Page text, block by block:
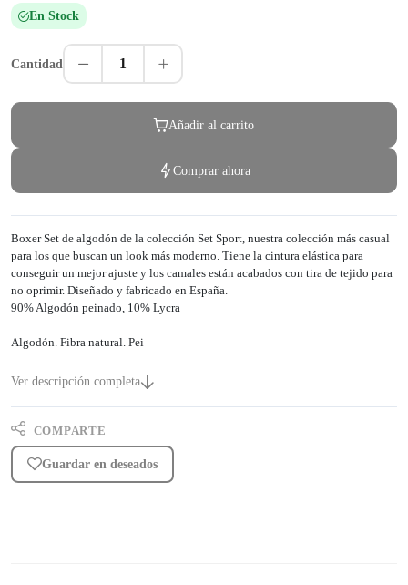
En Stock
Cantidad 1
Añadir al carrito
Comprar ahora
Boxer Set de algodón de la colección Set Sport, nuestra colección más casual
para los que buscan un look más moderno. Tiene la cintura elástica para
conseguir un mejor ajuste y los camales están acabados con tira de tejido para
no oprimir. Diseñado y fabricado en España.
90% Algodón peinado, 10% Lycra
Algodón. Fibra natural. Pei
Ver descripción completa
COMPARTE
Guardar en deseados